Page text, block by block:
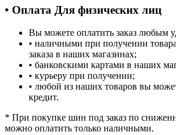
• Оплата Для физических лиц
Вы можете оплатить заказ любым
• наличными при получении
заказа в наших магазинах;
• банковскими картами в наших
• курьеру при получении;
• любой из наших товаров вы
кредит.
* При покупке шин под заказ по
можно оплатить только наличными.